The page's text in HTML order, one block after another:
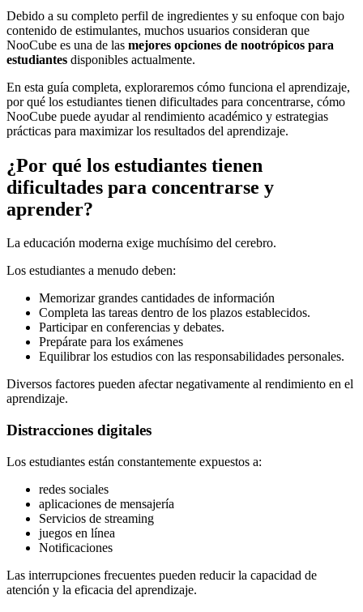
Debido a su completo perfil de ingredientes y su enfoque con bajo
contenido de estimulantes, muchos usuarios consideran que
NooCube es una de las mejores opciones de nootrópicos para
estudiantes disponibles actualmente.
En esta guía completa, exploraremos cómo funciona el aprendizaje,
por qué los estudiantes tienen dificultades para concentrarse, cómo
NooCube puede ayudar al rendimiento académico y estrategias
prácticas para maximizar los resultados del aprendizaje.
¿Por qué los estudiantes tienen
dificultades para concentrarse y
aprender?
La educación moderna exige muchísimo del cerebro.
Los estudiantes a menudo deben:
Memorizar grandes cantidades de información
Completa las tareas dentro de los plazos establecidos.
Participar en conferencias y debates.
Prepárate para los exámenes
Equilibrar los estudios con las responsabilidades personales.
Diversos factores pueden afectar negativamente al rendimiento en el
aprendizaje.
Distracciones digitales
Los estudiantes están constantemente expuestos a:
redes sociales
aplicaciones de mensajería
Servicios de streaming
juegos en línea
Notificaciones
Las interrupciones frecuentes pueden reducir la capacidad de
atención y la eficacia del aprendizaje.